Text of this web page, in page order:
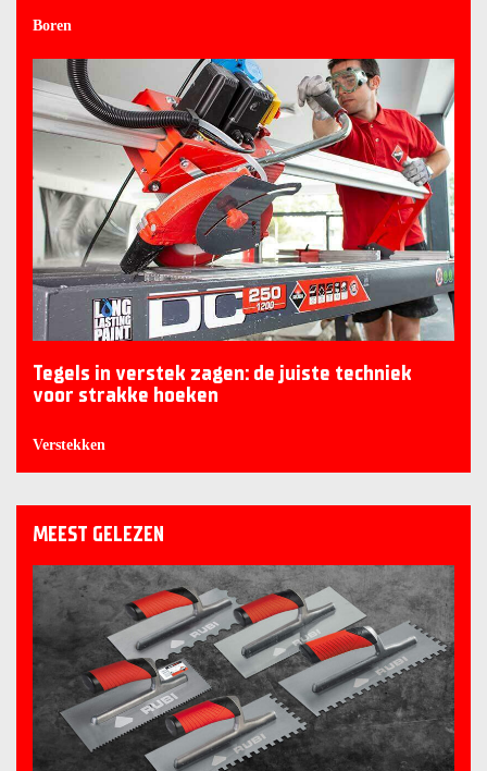
Boren
Tegels in verstek zagen: de juiste techniek
voor strakke hoeken
Verstekken
MEEST GELEZEN